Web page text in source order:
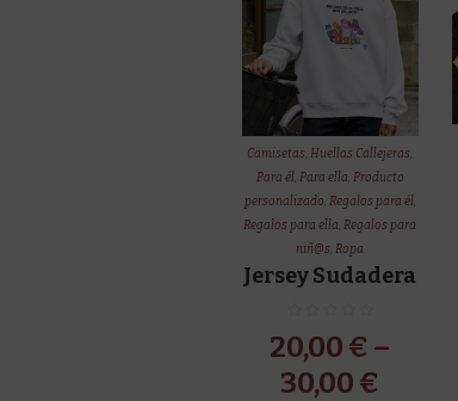
Camisetas,Huellas Callejeras,
Para él, Para ella, Producto
personalizado, Regalos para él,
Regalos para ella,Regalos para
niñ@s,Ropa
Jersey Sudadera
20,00 € –
30,00 €